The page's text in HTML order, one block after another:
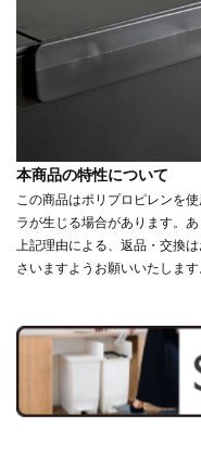
本商品の特性について
この商品はポリプロピレンを
ラが生じる場合があります。
上記理由による、返品・交換
さいますようお願いいたします